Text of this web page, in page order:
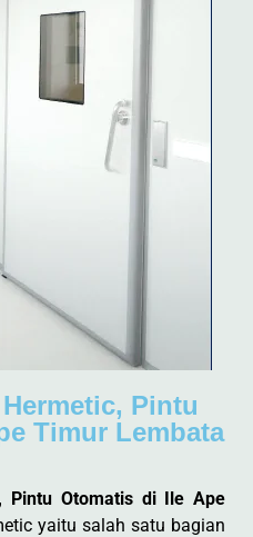
Pintu
Timur Lembata
Pintu Otomatis di Ile Ape
yaitu salah satu bagian